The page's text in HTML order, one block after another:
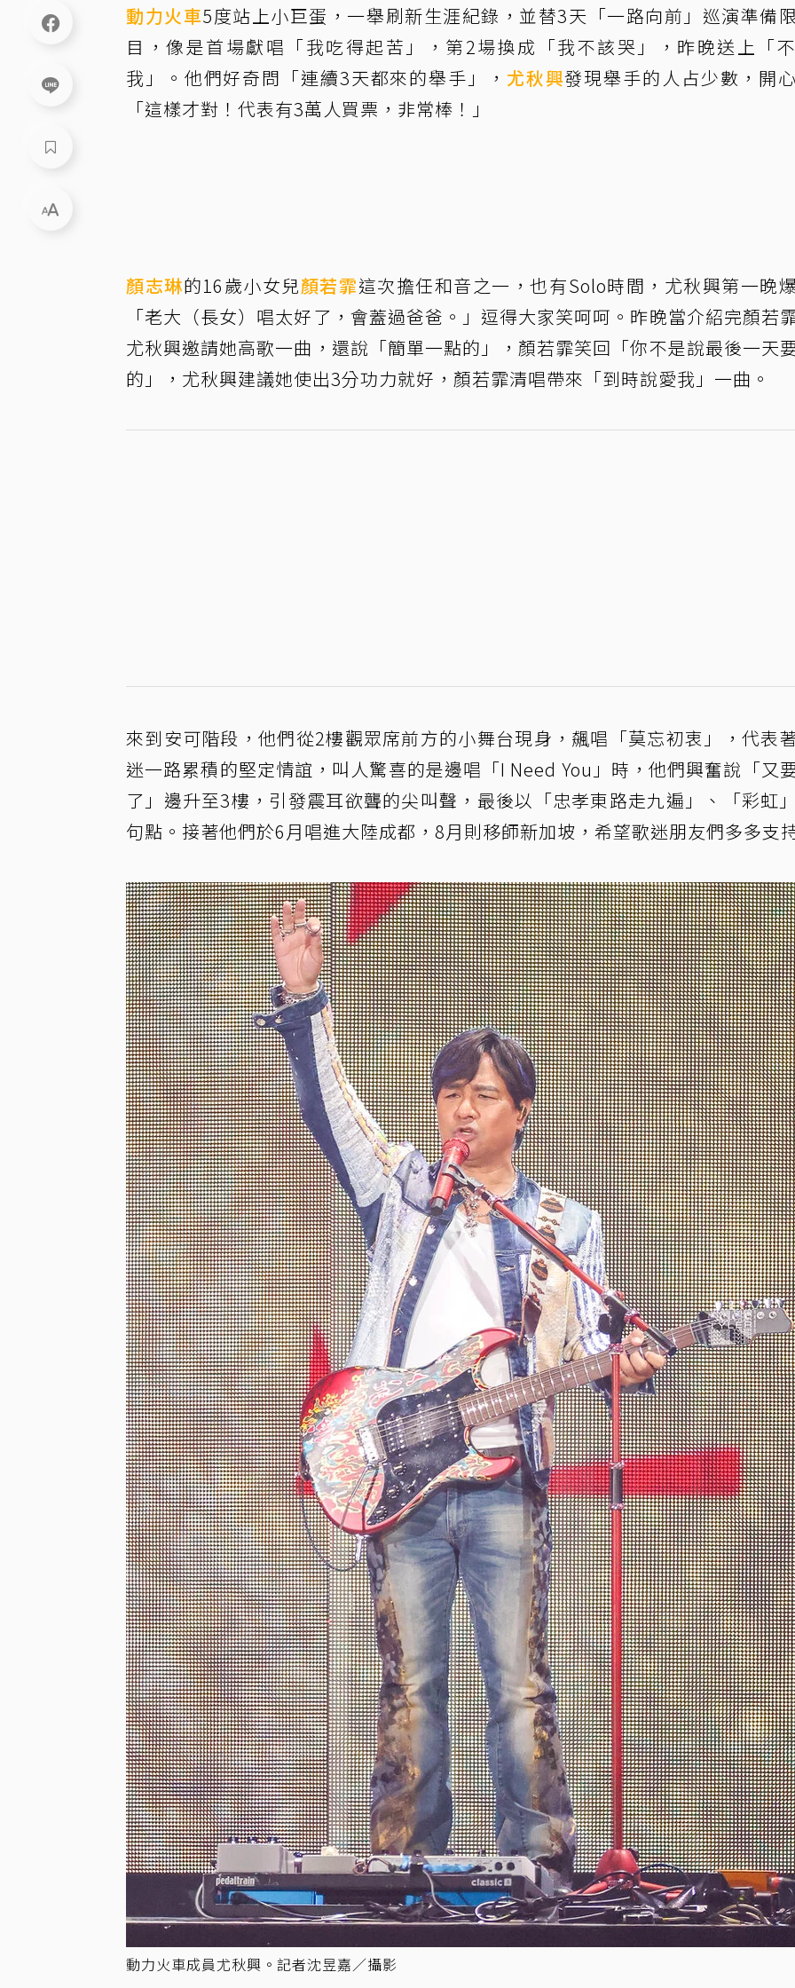
動力火車5度站上小巨蛋，一舉刷新生涯紀錄，並替3天「一路向前」巡演準備
目，像是首場獻唱「我吃得起苦」，第2場換成「我不該哭」，昨晚送上「
我」。他們好奇問「連續3天都來的舉手」， 尤秋興發現舉手的人占少數，開
「這樣才對！代表有3萬人買票，非常棒！」
顏志琳的16歲小女兒顏若霏這次擔任和音之一，也有Solo時間，尤秋興第一晚
「老大（長女）唱太好了，會蓋過爸爸。」逗得大家笑呵呵。昨晚當介紹完顏若
尤秋興邀請她高歌一曲，還說「簡單一點的」，顏若霏笑回「你不是說最後一天
的」，尤秋興建議她使出3分功力就好，顏若霏清唱帶來「到時說愛我」一曲。
來到安可階段，他們從2樓觀眾席前方的小舞台現身，飆唱「莫忘初衷」，代表
迷一路累積的堅定情誼，叫人驚喜的是邊唱「I Need You」時，他們興奮說「又
了」邊升至3樓，引發震耳欲聾的尖叫聲，最後以「忠孝東路走九遍」、「彩虹
句點。接著他們於6月唱進大陸成都，8月則移師新加坡，希望歌迷朋友們多多支
動力火車成員尤秋興。記者沈昱嘉／攝影